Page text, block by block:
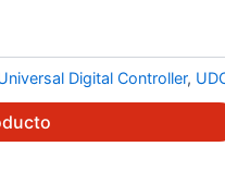
Digital Controller,